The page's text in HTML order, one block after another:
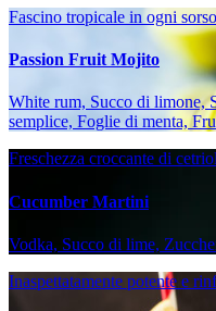
Fascino tropicale in ogni sorso
Passion Fruit Mojito
White rum, Succo di limone,
semplice, Foglie di menta,
Freschezza croccante di
Cucumber Martini
Vodka, Succo di lime,
Inaspettatamente potente e